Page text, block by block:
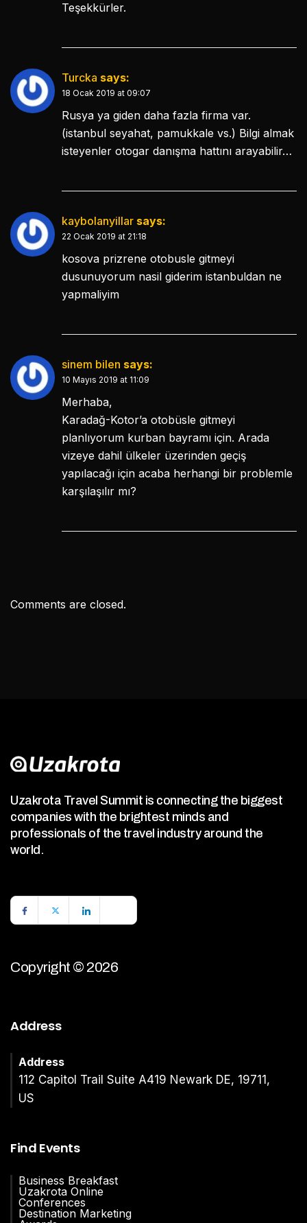
Teşekkürler.
Turcka says:
18 Ocak 2019 at 09:07
Rusya ya giden daha fazla firma var.
(istanbul seyahat, pamukkale vs.) Bilgi almak
isteyenler otogar danışma hattını arayabilir…
kaybolanyillar says:
22 Ocak 2019 at 21:18
kosova prizrene otobusle gitmeyi
dusunuyorum nasil giderim istanbuldan ne
yapmaliyim
sinem bilen says:
10 Mayıs 2019 at 11:09
Merhaba,
Karadağ-Kotor’a otobüsle gitmeyi
planlıyorum kurban bayramı için. Arada
vizeye dahil ülkeler üzerinden geçiş
yapılacağı için acaba herhangi bir problemle
karşılaşılır mı?
Comments are closed.
Uzakrota Travel Summit is connecting the biggest
companies with the brightest minds and
professionals of the travel industry around the
world.
Copyright © 2026
Address
Address
112 Capitol Trail Suite A419 Newark DE, 19711,
US
Find Events
Business Breakfast
Uzakrota Online
Conferences
Destination Marketing